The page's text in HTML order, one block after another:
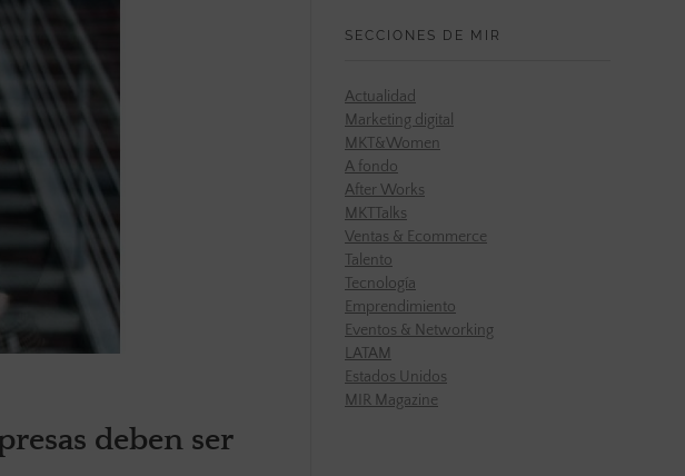
deben ser
SECCIONES DE MIR
Actualidad
Marketing digital
MKT&Women
A fondo
After Works
MKTTalks
Ventas & Ecommerce
Talento
Tecnología
Emprendimiento
Eventos & Networking
LATAM
Estados Unidos
MIR Magazine